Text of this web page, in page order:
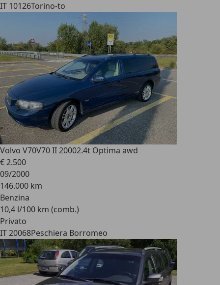
IT 10126Torino-to
Volvo V70V70 II 20002.4t Optima awd
€ 2.500
09/2000
146.000 km
Benzina
10,4 l/100 km (comb.)
Privato
IT 20068Peschiera Borromeo